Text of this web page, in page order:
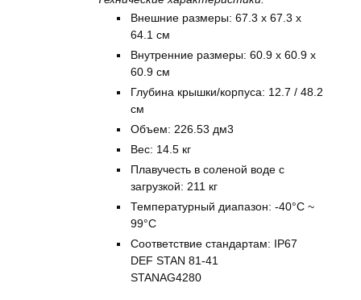
Внешние размеры: 67.3 x 67.3 x
64.1 см
Внутренние размеры: 60.9 x 60.9 x
60.9 см
Глубина крышки/корпуса: 12.7 / 48.2
см
Объем: 226.53 дм3
Вес: 14.5 кг
Плавучесть в соленой воде с
загрузкой: 211 кг
Температурный диапазон: -40°C ~
99°C
Соответствие стандартам: IP67
DEF STAN 81-41
STANAG4280